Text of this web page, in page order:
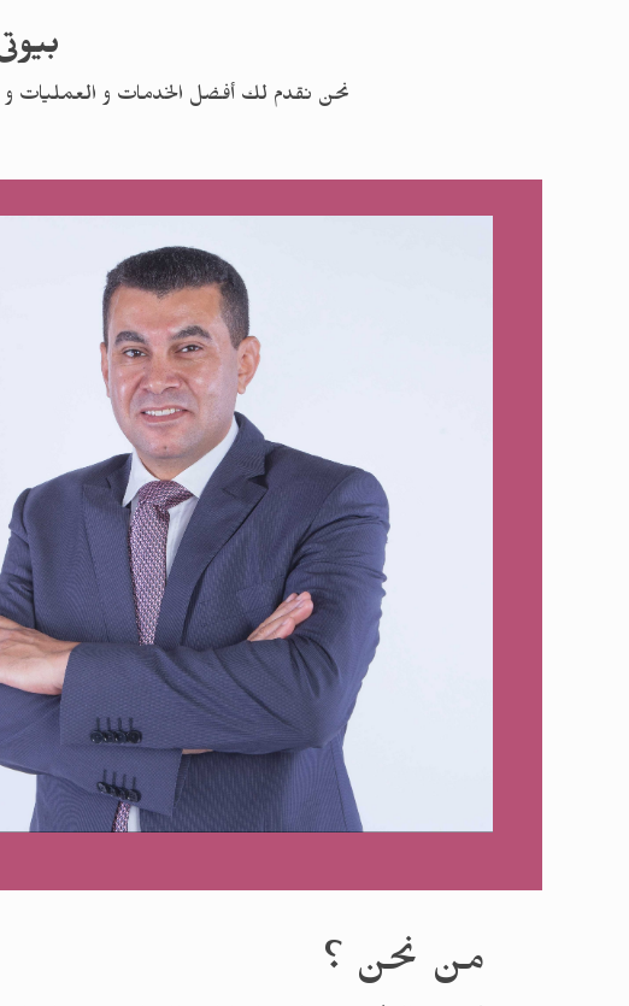
نحن نقدم لك أفضل الخدمات و العمليات و
من نحن ؟